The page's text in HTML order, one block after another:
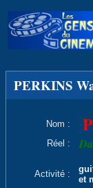
PERKINS
Nom :
Réel :
Activité :
et